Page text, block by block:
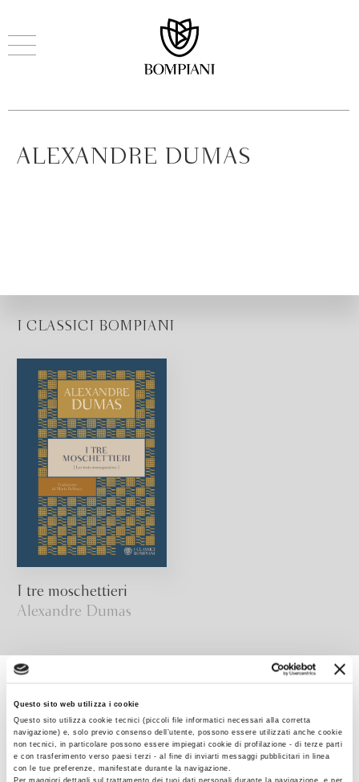
Questo sito web utilizza i cookie
Questo sito utilizza cookie tecnici (piccoli file informatici necessari alla corretta
navigazione) e, solo previo consenso dell’utente, possono essere utilizzati anche cookie
non tecnici, in particolare possono essere impiegati cookie di profilazione - di terze parti
e con trasferimento verso paesi terzi - al fine di inviarti messaggi pubblicitari in linea
con le tue preferenze, manifestate durante la navigazione.
ALEXANDRE DUMAS
I CLASSICI BOMPIANI
I tre moschettieri
Alexandre Dumas
I CLASSICI